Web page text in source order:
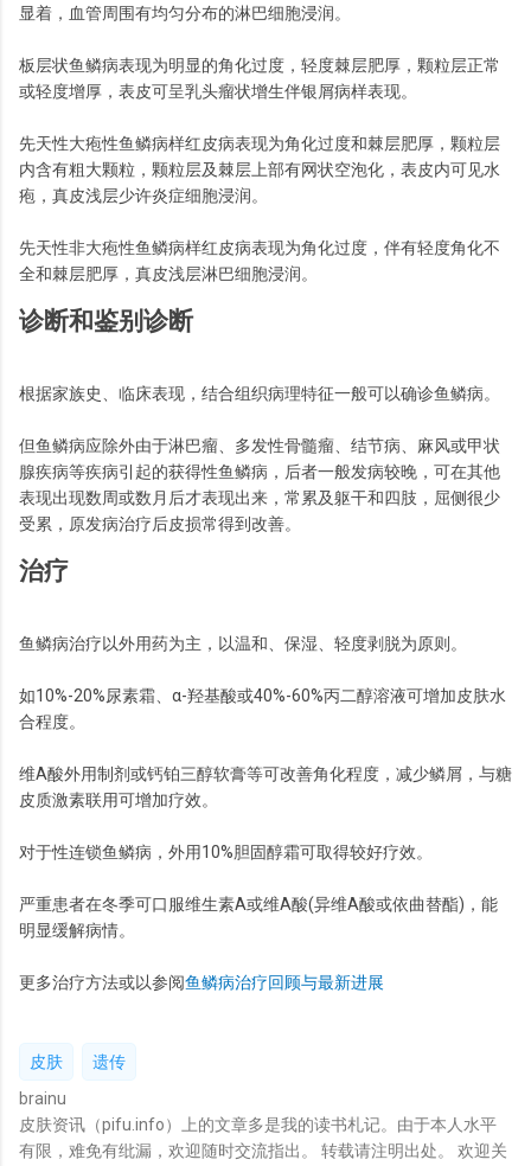
显着，血管周围有均匀分布的淋巴细胞浸润。
板层状鱼鳞病表现为明显的角化过度，轻度棘层肥厚，颗粒层正常
或轻度增厚，表皮可呈乳头瘤状增生伴银屑病样表现。
先天性大疱性鱼鳞病样红皮病表现为角化过度和棘层肥厚，颗粒层
内含有粗大颗粒，颗粒层及棘层上部有网状空泡化，表皮内可见水
疱，真皮浅层少许炎症细胞浸润。
先天性非大疱性鱼鳞病样红皮病表现为角化过度，伴有轻度角化不
全和棘层肥厚，真皮浅层淋巴细胞浸润。
诊断和鉴别诊断
根据家族史、临床表现，结合组织病理特征一般可以确诊鱼鳞病。
但鱼鳞病应除外由于淋巴瘤、多发性骨髓瘤、结节病、麻风或甲状
腺疾病等疾病引起的获得性鱼鳞病，后者一般发病较晚，可在其他
表现出现数周或数月后才表现出来，常累及躯干和四肢，屈侧很少
受累，原发病治疗后皮损常得到改善。
治疗
鱼鳞病治疗以外用药为主，以温和、保湿、轻度剥脱为原则。
如10%-20%尿素霜、α-羟基酸或40%-60%丙二醇溶液可增加皮肤水
合程度。
维A酸外用制剂或钙铂三醇软膏等可改善角化程度，减少鳞屑，与糖
皮质激素联用可增加疗效。
对于性连锁鱼鳞病，外用10%胆固醇霜可取得较好疗效。
严重患者在冬季可口服维生素A或维A酸(异维A酸或依曲替酯)，能
明显缓解病情。
更多治疗方法或以参阅鱼鳞病治疗回顾与最新进展
皮肤
遗传
brainu
皮肤资讯（pifu.info）上的文章多是我的读书札记。由于本人水平
有限，难免有纰漏，欢迎随时交流指出。 转载请注明出处。 欢迎关